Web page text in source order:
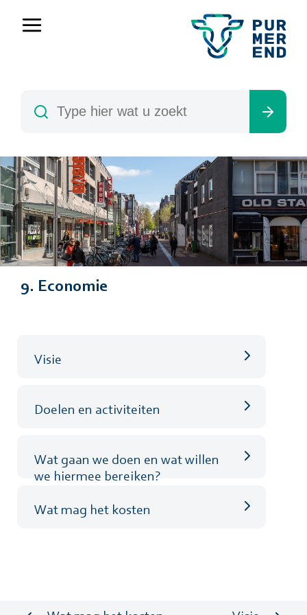
9. Economie
Visie
Doelen en activiteiten
Wat gaan we doen en wat willen
we hiermee bereiken?
Wat mag het kosten